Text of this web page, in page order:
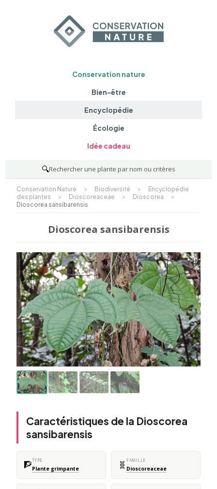
Conservation nature
Bien-être
Encyclopédie
Écologie
Idée cadeau
🔍Rechercher une plante par nom ou critères
Conservation Nature > Biodiversité >
Encyclopédie
des plantes
> Dioscoreaceae > Dioscorea
>
Dioscorea sansibarensis
Dioscorea sansibarensis
Caractéristiques de la Dioscorea
sansibarensis
🧗TYPE
Plante grimpante 🧬 FAMILLE
Dioscoreaceae